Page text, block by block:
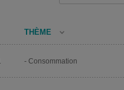
THÈME
- Consommation